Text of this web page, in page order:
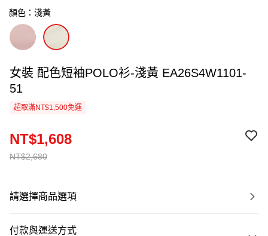
顏色：淺黃
女裝 配色短袖POLO衫-淺黃 EA26S4W1101-
51
超取滿NT$1,500免運
NT$2,680
NT$1,608
請選擇商品選項
付款與運送方式